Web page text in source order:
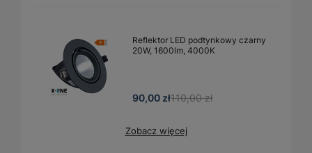
Reflektor LED podtynkowy czarny
20W, 1600lm, 4000K
90,00 zł110,00 zł
Zobacz więcej